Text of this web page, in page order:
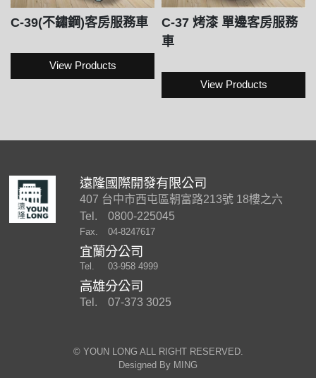
C-39(不鏽鋼)客房服務車
View Products
C-37 烤漆 單邊客房服務
車
View Products
遠隆國際開發有限公司
407 台中市西屯區朝富路213號 18樓之六
Tel.
0800-225045
Fax. 04-8247617
宜蘭分公司
Tel. 03-958 4999
高雄分公司
Tel. 07-373 3025
©︎ YOUN LONG ALL RIGHT RESERVED.
Designed By MING